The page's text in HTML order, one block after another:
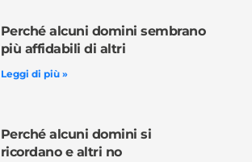
Perché alcuni domini sembrano
più affidabili di altri
Leggi di più »
Perché alcuni domini si
ricordano e altri no